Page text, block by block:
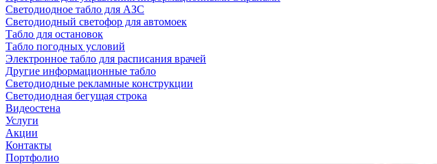
Светодиодное табло для АЗС
Светодиодный светофор для автомоек
Табло для остановок
Табло погодных условий
Электронное табло для расписания врачей
Другие информационные табло
Светодиодные рекламные конструкции
Светодиодная бегущая строка
Видеостена
Услуги
Акции
Контакты
Портфолио